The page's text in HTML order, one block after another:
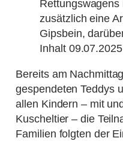
Bereits am
gespendeten Teddys
allen Kindern – mit
Kuscheltier – die
Familien folgten der